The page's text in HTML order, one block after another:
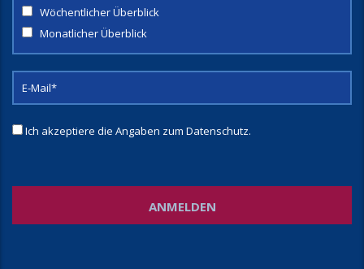
Wöchentlicher Überblick
Monatlicher Überblick
Ich akzeptiere die Angaben zum Datenschutz.